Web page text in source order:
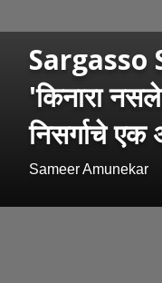
Sargasso
'किनारा
निसर्गाचे
Sameer Amunekar